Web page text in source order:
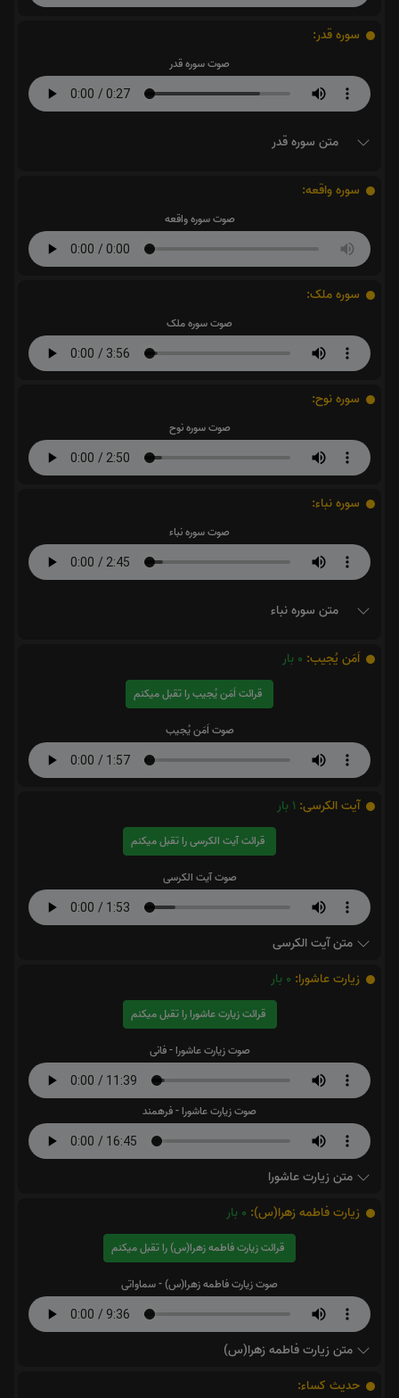
سوره قدر:
صوت سوره قدر
متن سوره قدر
سوره واقعه:
صوت سوره واقعه
سوره ملک:
صوت سوره ملک
سوره نوح:
صوت سوره نوح
سوره نباء:
صوت سوره نباء
متن سوره نباء
اَمَن یُجیب: 0 بار
قرائت اَمَن یُجیب را تقبل میکنم
صوت اَمَن یُجیب
آیت الکرسی: 1 بار
قرائت آیت الکرسی را تقبل میکنم
صوت آیت الکرسی
متن آیت الکرسی
زیارت عاشورا: 0 بار
قرائت زیارت عاشورا را تقبل میکنم
صوت زیارت عاشورا - فانی
صوت زیارت عاشورا - فرهمند
متن زیارت عاشورا
زیارت فاطمه زهرا(س): 0 بار
قرائت زیارت فاطمه زهرا(س) را تقبل میکنم
صوت زیارت فاطمه زهرا(س) - سماواتی
متن زیارت فاطمه زهرا(س)
حدیث کساء: